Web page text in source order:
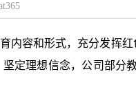
内容和形式，充分发挥
定理想信念，公司部分